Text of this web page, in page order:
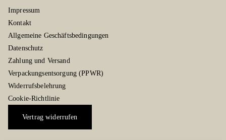
Impressum
Kontakt
Allgemeine Geschäftsbedingungen
Datenschutz
Zahlung und Versand
Verpackungsentsorgung (PPWR)
Widerrufsbelehrung
Cookie-Richtlinie
Vertrag widerrufen